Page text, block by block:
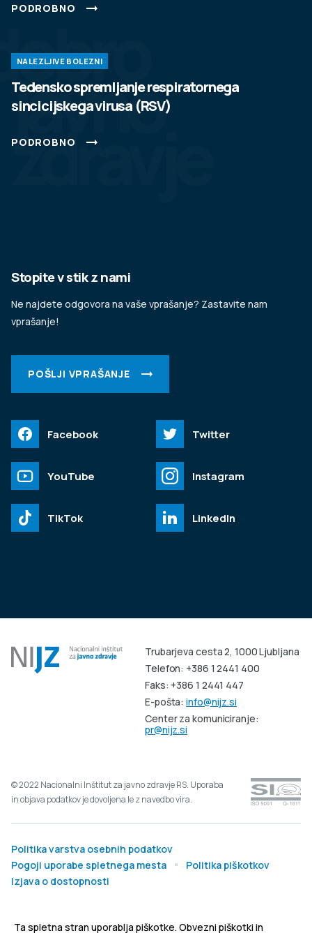
javno
zdravje
PODROBNO
NALEZLJIVE BOLEZNI
Tedensko spremljanje respiratornega
sincicijskega virusa (RSV)
PODROBNO
Trubarjeva cesta 2, 1000 Ljubljana
Telefon: +386 1 2441 400
Faks: +386 1 2441 447
E-pošta:info@nijz.si
Center za komuniciranje:
pr@nijz.si
Politika varstva osebnih podatkov
Pogoji uporabe spletnega mesta
Politika piškotkov
Izjava o dostopnosti
© 2022 Nacionalni Inštitut za javno zdravje RS. Uporaba
in objava podatkov je dovoljena le z navedbo vira.
Stopite v stik z nami
Ne najdete odgovora na vaše vprašanje? Zastavite nam
vprašanje!
POŠLJI VPRAŠANJE
Facebook Twitter
YouTube Instagram
TikTok LinkedIn
Ta spletna stran uporablja piškotke. Obvezni piškotki in